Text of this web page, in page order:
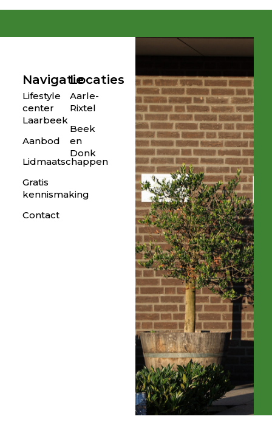
Navigatie
Lifestyle
center
Laarbeek
Aanbod
Lidmaatschappen
Gratis
kennismaking
Contact
Locaties
Aarle-
Rixtel
Beek
en
Donk